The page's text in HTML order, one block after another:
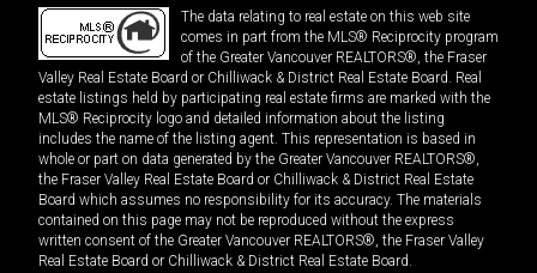
The data relating to real estate on this web site
comes in part from the MLS® Reciprocity program
of the Greater Vancouver REALTORS®, the Fraser
Valley Real Estate Board or Chilliwack & District Real Estate Board. Real
estate listings held by participating real estate firms are marked with the
MLS® Reciprocity logo and detailed information about the listing
includes the name of the listing agent. This representation is based in
whole or part on data generated by the Greater Vancouver REALTORS®,
the Fraser Valley Real Estate Board or Chilliwack & District Real Estate
Board which assumes no responsibility for its accuracy. The materials
contained on this page may not be reproduced without the express
written consent of the Greater Vancouver REALTORS®, the Fraser Valley
Real Estate Board or Chilliwack & District Real Estate Board.